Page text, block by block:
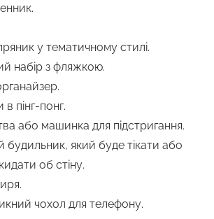
у тематичному стилі.
набір з фляжкою.
в пінг-понг.
або машинка для підстригання.
будильник, який буде тікати або
об стіну.
чохол для телефону.